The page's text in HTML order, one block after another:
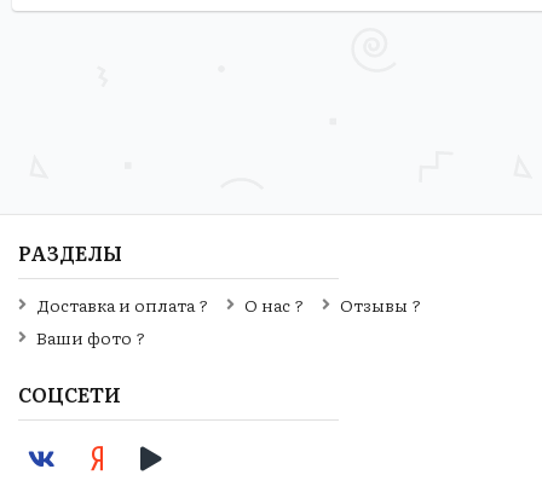
РАЗДЕЛЫ
Доставка и оплата ? О нас ?
Отзывы ?
Ваши фото ?
СОЦСЕТИ